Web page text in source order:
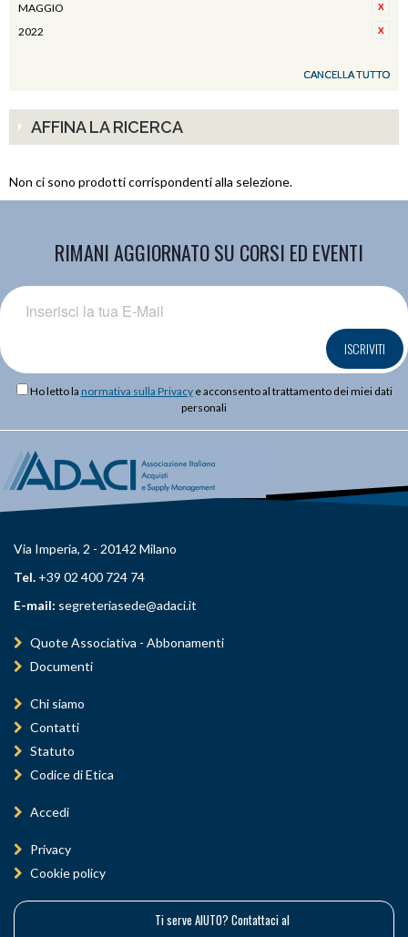
MAGGIO
2022
CANCELLA TUTTO
AFFINA LA RICERCA
Non ci sono prodotti corrispondenti alla selezione.
RIMANI AGGIORNATO SU CORSI ED EVENTI
ISCRIVITI
Ho letto la normativa sulla Privacye acconsento al trattamento dei miei dati
personali
Via Imperia, 2 - 20142 Milano
Tel. +39 02 400 724 74
E-mail: segreteriasede@adaci.it
Quote Associativa - Abbonamenti
Documenti
Chi siamo
Contatti
Statuto
Codice di Etica
Accedi
Privacy
Cookie policy
Ti serve AIUTO? Contattaci al